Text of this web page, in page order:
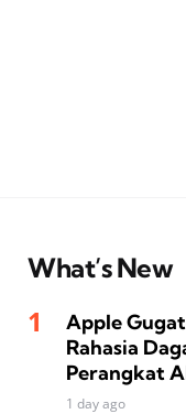
What’s New
Apple
Rahasia
Perangkat
1 day ago